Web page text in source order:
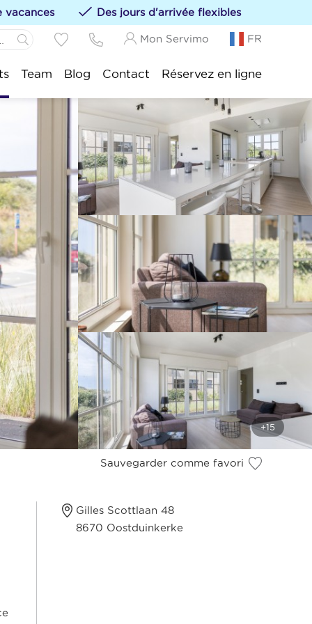
vacances Des jours d'arrivée flexibles
hébergements à vos favoris en cliquant sur le
Heist:
Mon Servimo FR
Team Blog Contact Réservez en ligne
Sauvegarder comme favori
Gilles Scottlaan 48
8670 Oostduinkerke